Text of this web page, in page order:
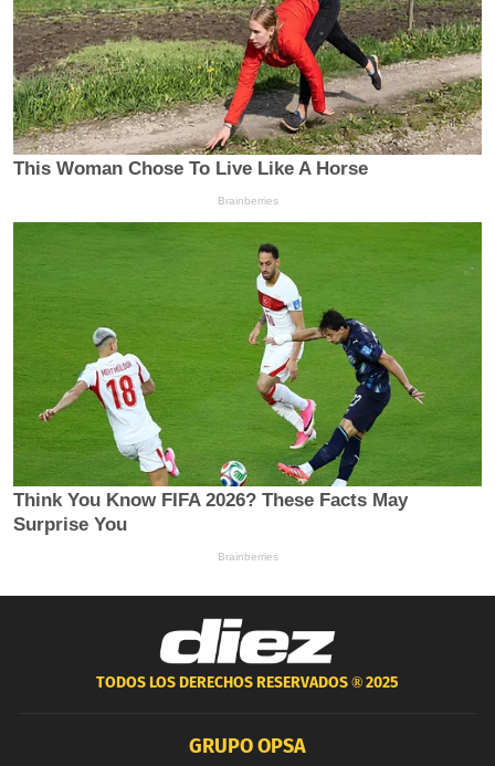
TODOS LOS DERECHOS RESERVADOS ®2025
GRUPO OPSA